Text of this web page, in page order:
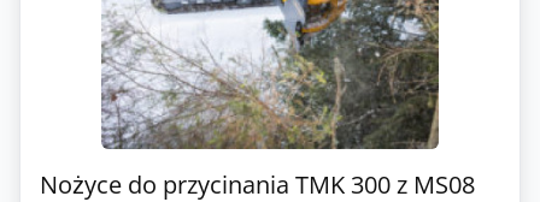
Nożyce do przycinania TMK 300 z MS08